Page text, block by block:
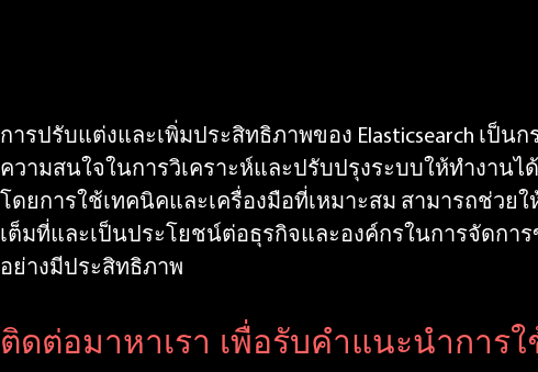
การปรับแต่งและเพิ่มประสิทธิภาพของ Elasticsearch เป็น
ความสนใจในการวิเคราะห์และปรับปรุงระบบให้ทำงาน
โดยการใช้เทคนิคและเครื่องมือที่เหมาะสม สามารถช่วยให้
เต็มที่และเป็นประโยชน์ต่อธุรกิจและองค์กรในการจัดกา
อย่างมีประสิทธิภาพ
ติดต่อมาหาเรา เพื่อรับคำแนะนำการใ